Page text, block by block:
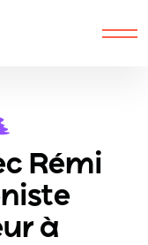
Rémi
à